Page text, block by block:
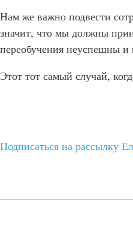
Нам же важно подвести
значит, что мы должны
переобучения неуспешны
Этот тот самый случай,
Подписаться на рассылку